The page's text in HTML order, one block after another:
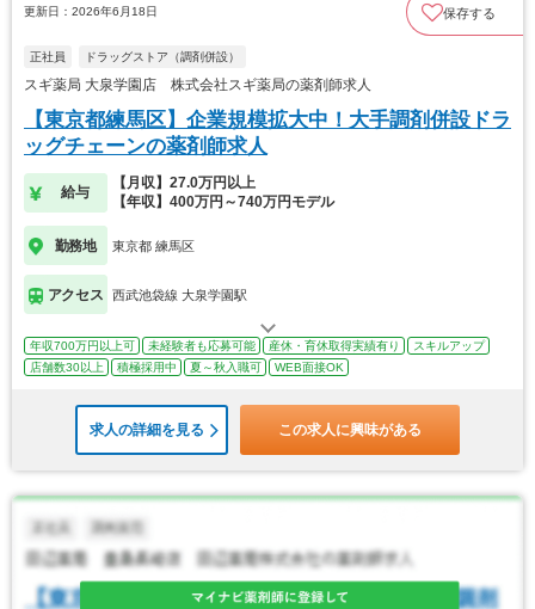
更新日：2026年6月18日 保存する
正社員 ドラッグストア（調剤併設）
スギ薬局 大泉学園店 株式会社スギ薬局の薬剤師求人
【東京都練馬区】企業規模拡大中！大手調剤併設ドラ
ッグチェーンの薬剤師求人
給与
【月収】27.0万円以上
【年収】400万円～740万円モデル
勤務地 東京都 練馬区
アクセス 西武池袋線 大泉学園駅
年収700万円以上可 未経験者も応募可能 産休・育休取得実績有り
スキルアップ
店舗数30以上
積極採用中 夏～秋入職可 WEB面接OK
求人の詳細を見る この求人に興味がある